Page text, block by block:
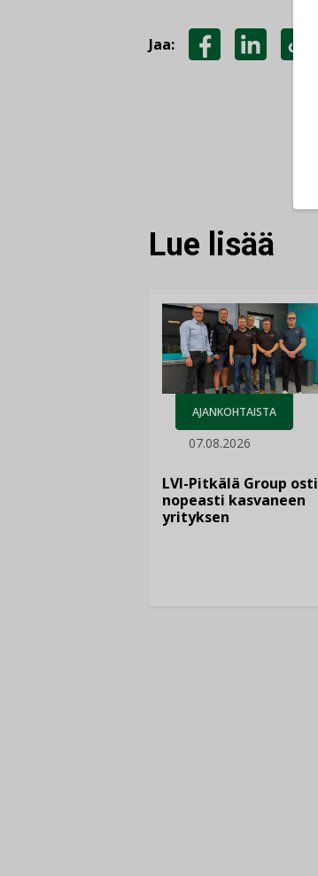
Jaa:
Lue lisää
AJANKOHTAISTA
07.08.2026
LVI-Pitkälä Group osti
nopeasti kasvaneen
yrityksen